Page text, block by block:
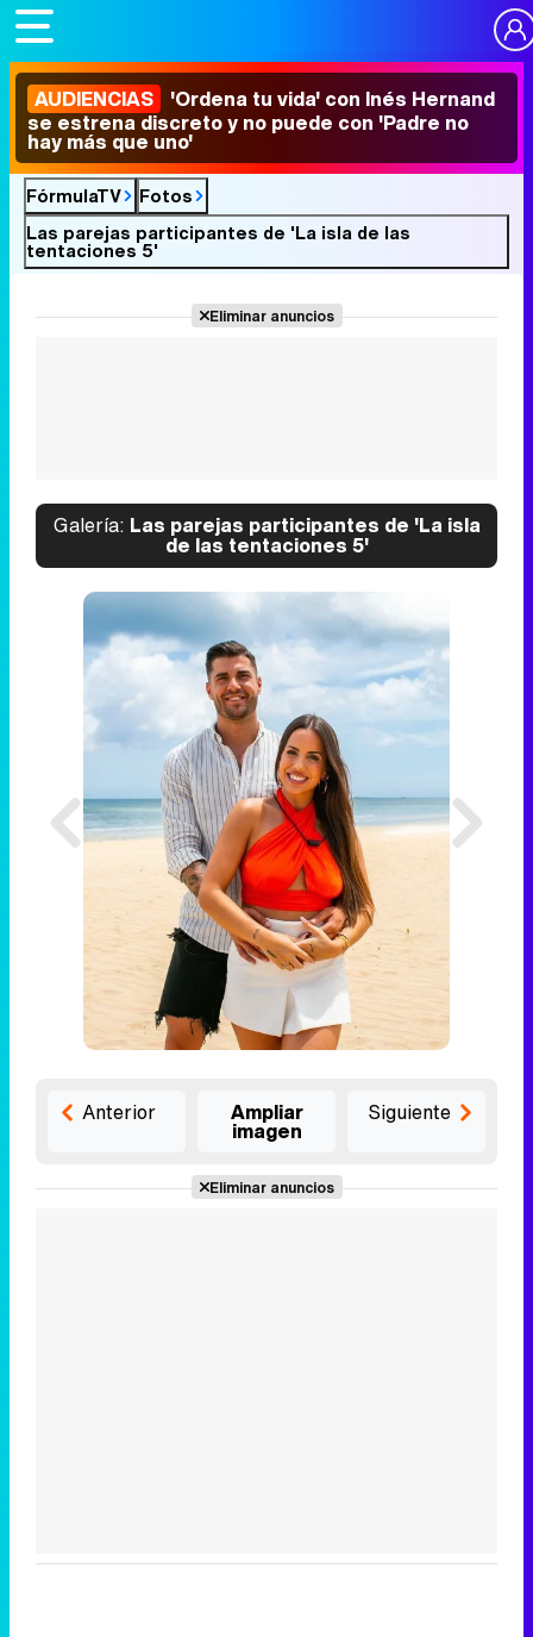
AUDIENCIAS 'Ordena tu vida' con Inés Hernand
se estrena discreto y no puede con 'Padre no
hay más que uno'
FórmulaTV
Fotos
Las parejas participantes de 'La isla de las
tentaciones 5'
Eliminar anuncios
Galería: Las parejas participantes de 'La isla
de las tentaciones 5'
Anterior Ampliar
imagen
Siguiente
Eliminar anuncios